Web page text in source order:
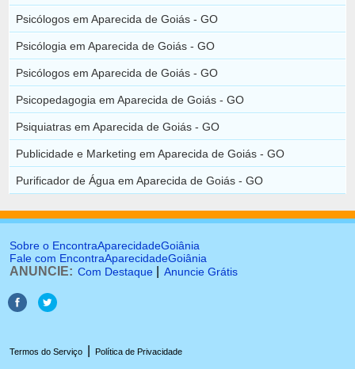
Psicólogos em Aparecida de Goiás - GO
Psicólogia em Aparecida de Goiás - GO
Psicólogos em Aparecida de Goiás - GO
Psicopedagogia em Aparecida de Goiás - GO
Psiquiatras em Aparecida de Goiás - GO
Publicidade e Marketing em Aparecida de Goiás - GO
Purificador de Água em Aparecida de Goiás - GO
Sobre o EncontraAparecidadeGoiânia
Fale com EncontraAparecidadeGoiânia
ANUNCIE: Com Destaque Anuncie Grátis
Termos do Serviço Política de Privacidade